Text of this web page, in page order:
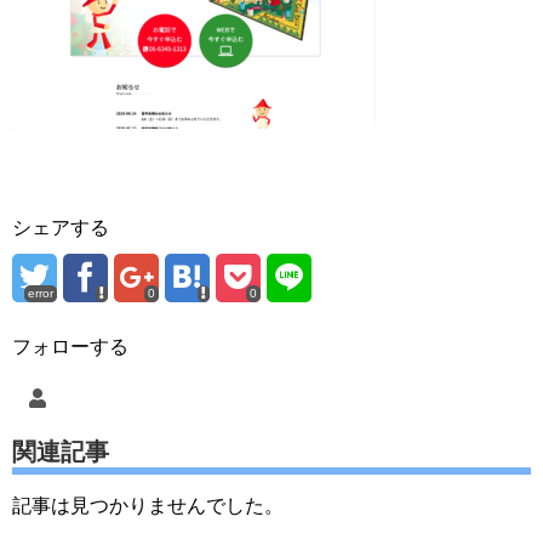
シェアする
error 0 0
フォローする
関連記事
記事は見つかりませんでした。